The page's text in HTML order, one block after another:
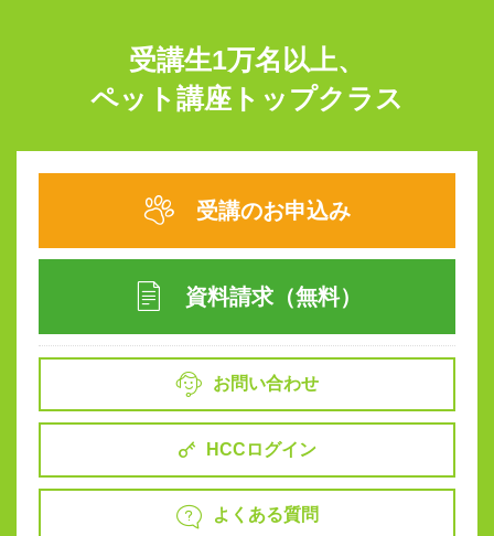
受講生1万名以上、
ペット講座トップクラス
受講のお申込み
資料請求（無料）
お問い合わせ
HCCログイン
よくある質問